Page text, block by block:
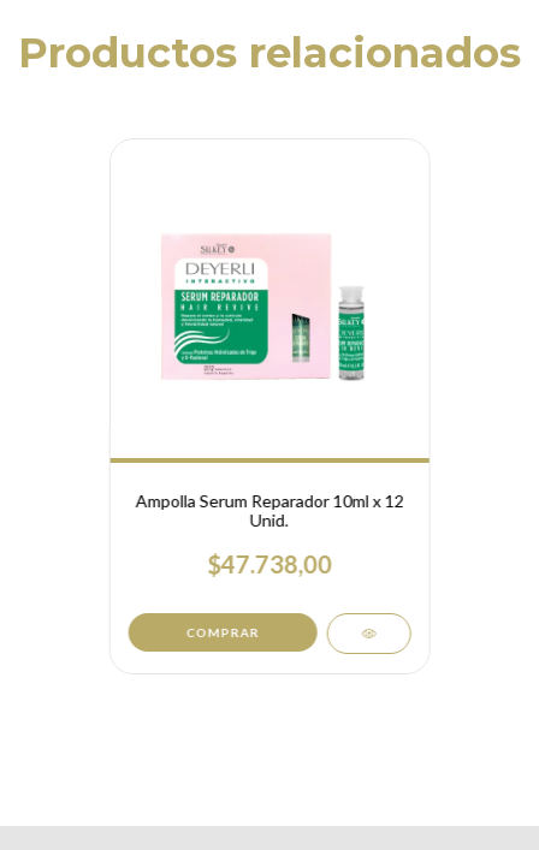
Productos relacionados
Ampolla Serum Reparador 10ml x 12
Unid.
$47.738,00
COMPRAR